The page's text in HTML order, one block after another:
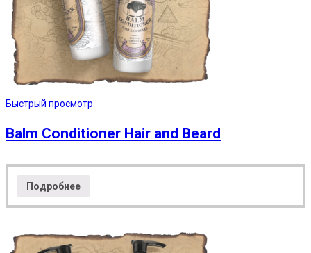
Быстрый просмотр
Balm Conditioner Hair and Beard
Подробнее